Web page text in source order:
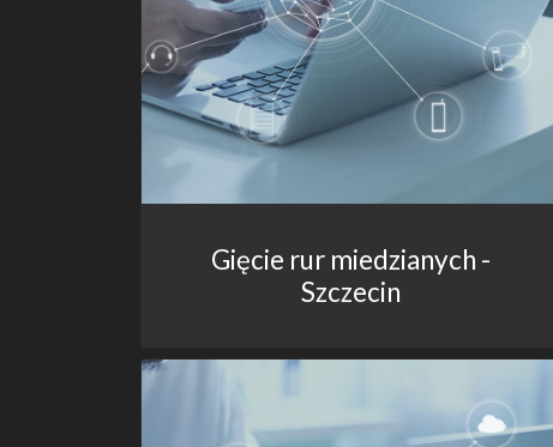
Gięcie rur miedzianych -
Szczecin